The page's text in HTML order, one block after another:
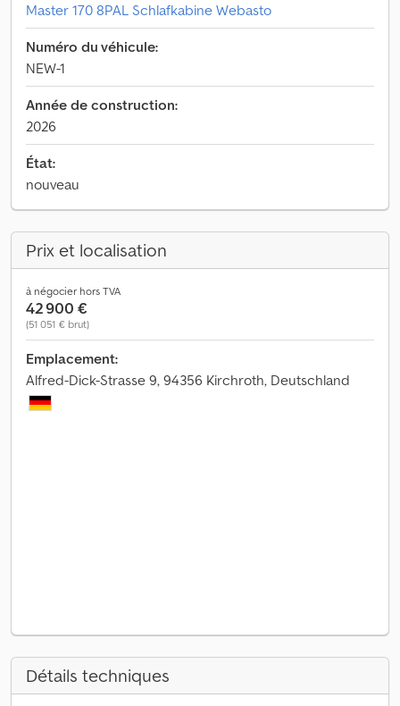
Master 170 8PAL Schlafkabine Webasto
Numéro du véhicule:
NEW-1
Année de construction:
2026
État:
nouveau
Prix et localisation
à négocier hors TVA
42 900 €
(51 051 € brut)
Emplacement:
Alfred-Dick-Strasse 9, 94356 Kirchroth, Deutschland
Détails techniques